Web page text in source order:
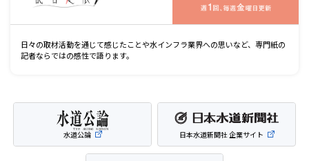
日々の取材活動を通じて感じたことや水インフラ業界への思いなど、専門紙の
記者ならではの感性で語ります。
水道公論 日本水道新聞社 企業サイト